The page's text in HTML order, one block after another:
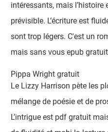
intéressants, mais l’histoire
prévisible. L’écriture est
sont trop légers. C'est un
mais sans vous epub
Pippa Wright gratuit
Le Lizzy Harrison pète les
mélange de poésie et de
L’intrigue est pdf gratuit